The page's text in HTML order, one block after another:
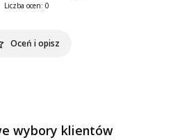
Liczba ocen: 0
Oceń i opisz
wybory klientów